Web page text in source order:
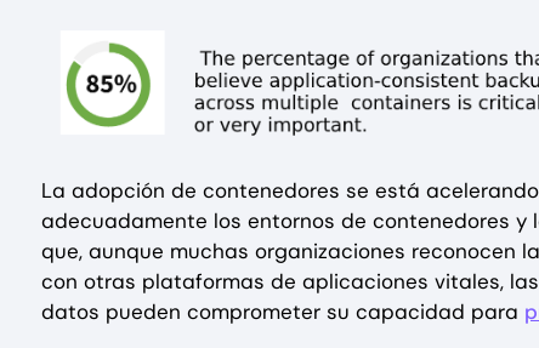
La adopción de contenedores se está
adecuadamente los entornos de contenedores y
que, aunque muchas organizaciones reconocen
con otras plataformas de aplicaciones vitales,
datos pueden comprometer su capacidad para